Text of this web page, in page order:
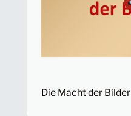
Die Macht der Bilder